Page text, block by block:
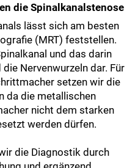
die Spinalkanalstenose
lässt sich am besten
(MRT) feststellen.
und das darin
Nervenwurzeln dar. Für
setzen wir die
da die metallischen
nicht dem starken
werden dürfen.
die Diagnostik durch